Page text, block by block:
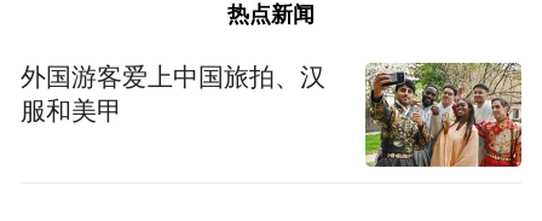
热点新闻
外国游客爱上中国旅拍、汉
服和美甲